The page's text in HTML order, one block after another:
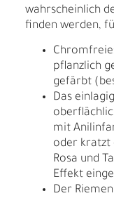
wahrscheinlich
finden werden,
pflanzlich
gefärbt
Das
mit
oder kratzt
Rosa und
Effekt
Der